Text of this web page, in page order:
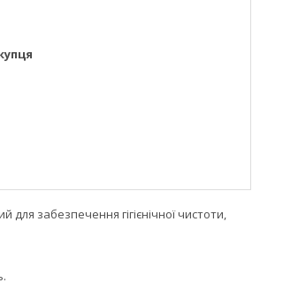
забезпечення гігієнічної чистоти,